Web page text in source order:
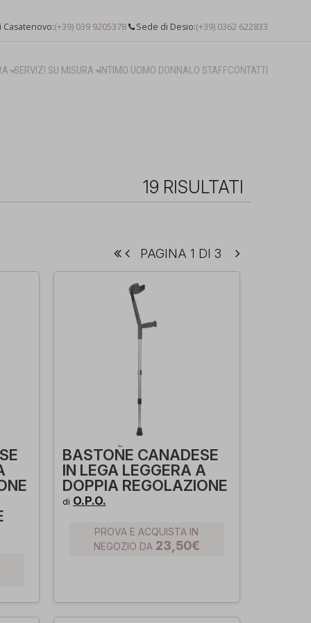
Casatenovo:(+39) 039 9205378 Sede di Desio:(+39) 0362 622833
SERVIZI SU MISURA INTIMO UOMO DONNALO STAFFCONTATTI
19 RISULTATI
PAGINA 1 DI 3
BASTONE CANADESE
IN LEGA LEGGERA A
DOPPIA REGOLAZIONE
di O.P.O.
PROVA E ACQUISTA IN
NEGOZIO DA 23,50€